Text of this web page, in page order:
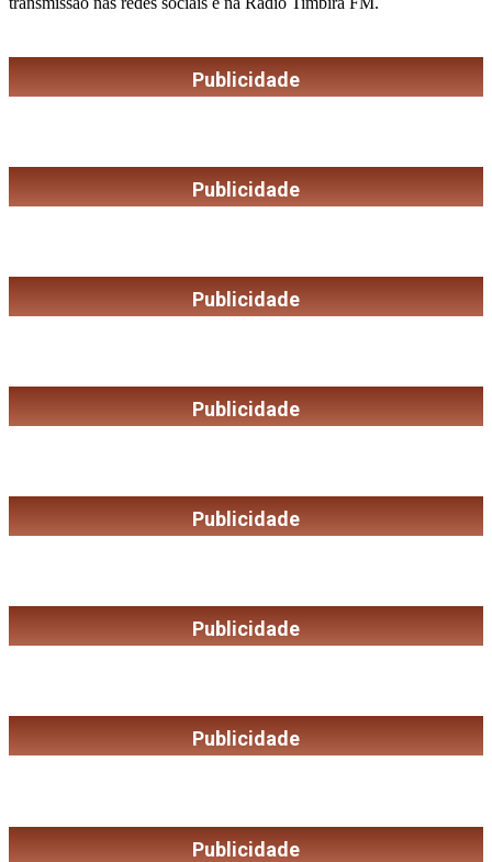
Publicidade
Publicidade
Publicidade
Publicidade
Publicidade
Publicidade
Publicidade
Publicidade